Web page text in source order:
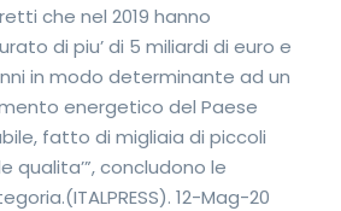
che nel 2019 hanno
di piu’ di 5 miliardi di euro e
in modo determinante ad un
energetico del Paese
fatto di migliaia di piccoli
qualita’”, concludono le
12-Mag-20